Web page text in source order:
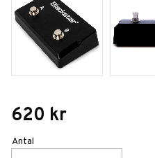
620 kr
Antal